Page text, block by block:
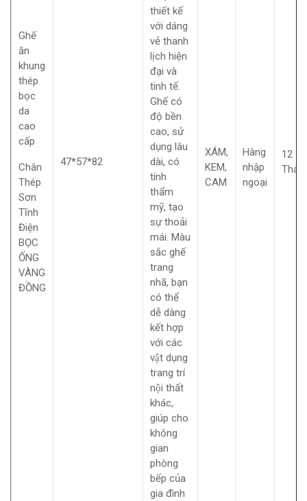
Ghế
ăn
khung
thép
bọc
da
cao
cấp
Chân
Thép
Sơn
Tĩnh
Điện
BỌC
ỐNG
VÀNG
ĐỒNG
47*57*82
thiết kế
với dáng
vẻ thanh
lịch hiện
đại và
tinh tế.
Ghế có
độ bền
cao, sử
dụng lâu
dài, có
tính
thẩm
mỹ, tạo
sự thoải
mái. Màu
sắc ghế
trang
nhã, bạn
có thể
dễ dàng
kết hợp
với các
vật dụng
trang trí
nội thất
khác,
giúp cho
không
gian
phòng
bếp của
gia đình
XÁM,
KEM,
CAM
Hàng
nhập
ngoại
12